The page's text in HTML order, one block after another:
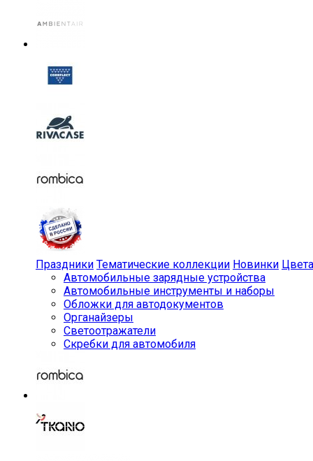
Праздники Тематические коллекции Новинки Цвета
Автомобильные зарядные устройства
Автомобильные инструменты и наборы
Обложки для автодокументов
Органайзеры
Светоотражатели
Скребки для автомобиля